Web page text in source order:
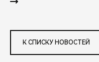
К СПИСКУ НОВОСТЕЙ